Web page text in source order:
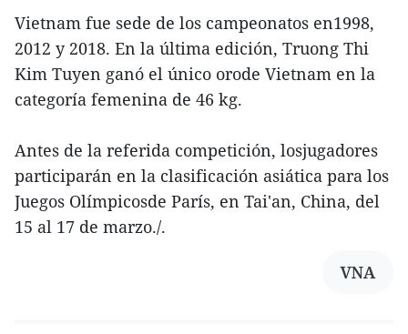
Vietnam fue sede de los campeonatos en1998,
2012 y 2018. En la última edición, Truong Thi
Kim Tuyen ganó el único orode Vietnam en la
categoría femenina de 46 kg.
Antes de la referida competición, losjugadores
participarán en la clasificación asiática para los
Juegos Olímpicosde París, en Tai'an, China, del
15 al 17 de marzo./.
VNA